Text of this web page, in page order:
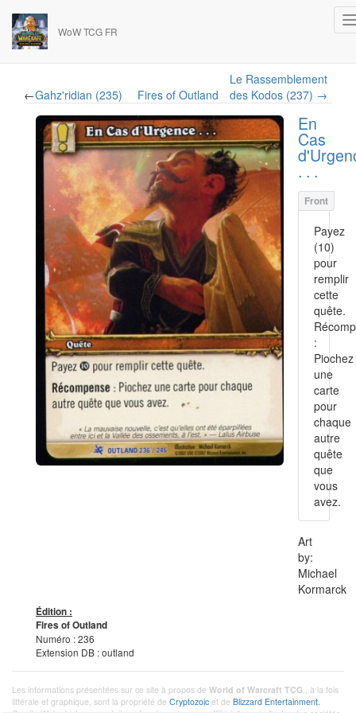
WoW TCG FR
←Gahz'ridian (235) Fires of Outland
Le Rassemblement
des Kodos (237) →
En
Cas
. . .
Payez
(10)
pour
remplir
cette
quête.
:
Piochez
une
carte
pour
chaque
autre
quête
que
vous
avez.
Art
by:
Michael
Kormarck
Édition :
Fires of Outland
Numéro : 236
Extension DB : outland
Les informations présentées sur ce site à propos de World of Warcraft TCG,, à la fois
littérale et graphique, sont la propriété de Cryptozoic et de Blizzard Entertainment.